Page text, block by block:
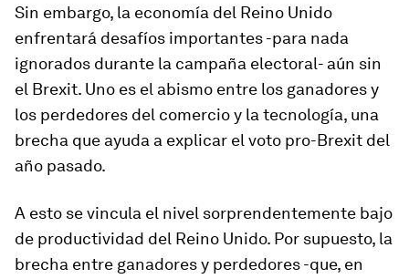
Sin embargo, la economía del Reino Unido
enfrentará desafíos importantes -para nada
ignorados durante la campaña electoral- aún sin
el Brexit. Uno es el abismo entre los ganadores y
los perdedores del comercio y la tecnología, una
brecha que ayuda a explicar el voto pro-Brexit del
año pasado.
A esto se vincula el nivel sorprendentemente bajo
de productividad del Reino Unido. Por supuesto, la
brecha entre ganadores y perdedores -que, en